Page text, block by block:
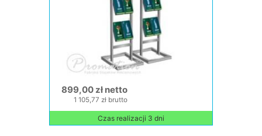
899,00 zł netto
1 105,77 zł brutto
Czas realizacji 3 dni